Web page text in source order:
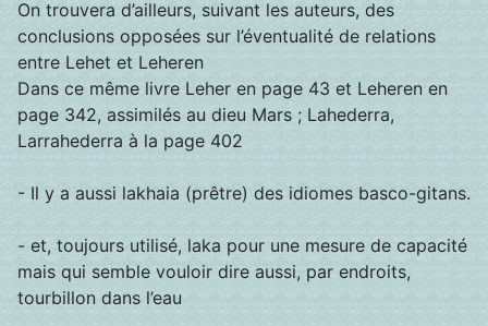
On trouvera d’ailleurs, suivant les auteurs, des
conclusions opposées sur l’éventualité de relations
entre Lehet et Leheren
Dans ce même livre Leher en page 43 et Leheren en
page 342, assimilés au dieu Mars ; Lahederra,
Larrahederra à la page 402
- Il y a aussi lakhaia (prêtre) des idiomes basco-gitans.
- et, toujours utilisé, laka pour une mesure de capacité
mais qui semble vouloir dire aussi, par endroits,
tourbillon dans l’eau